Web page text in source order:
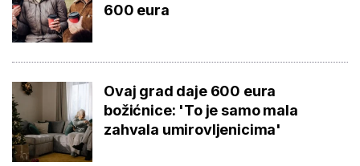
600 eura
Ovaj grad daje 600 eura
božićnice: 'To je samo mala
zahvala umirovljenicima'